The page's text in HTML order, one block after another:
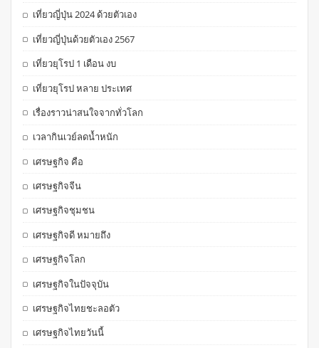
เที่ยวญี่ปุ่น 2024 ด้วยตัวเอง
เที่ยวญี่ปุ่นด้วยตัวเอง 2567
เที่ยวยุโรป 1 เดือน งบ
เที่ยวยุโรป หลาย ประเทศ
เรื่องราวน่าสนใจจากทั่วโลก
เวลากินเวย์ลดน้ำหนัก
เศรษฐกิจ คือ
เศรษฐกิจจีน
เศรษฐกิจชุมชน
เศรษฐกิจดี หมายถึง
เศรษฐกิจโลก
เศรษฐกิจในปัจจุบัน
เศรษฐกิจไทยชะลอตัว
เศรษฐกิจไทยวันนี้